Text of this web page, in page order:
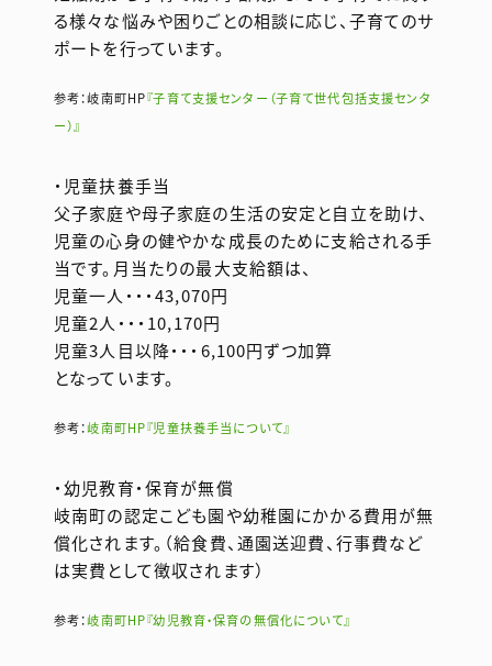
る様々な悩みや困りごとの相談に応じ、子育てのサ
ポートを行っています。
参考：岐南町HP『子育て支援センター（子育て世代包括支援センタ
ー）』
・児童扶養手当
父子家庭や母子家庭の生活の安定と自立を助け、
児童の心身の健やかな成長のために支給される手
当です。月当たりの最大支給額は、
児童一人・・・43,070円
児童2人・・・10,170円
児童3人目以降・・・6,100円ずつ加算
となっています。
参考：岐南町HP『児童扶養手当について』
・幼児教育・保育が無償
岐南町の認定こども園や幼稚園にかかる費用が無
償化されます。（給食費、通園送迎費、行事費など
は実費として徴収されます）
参考：岐南町HP『幼児教育・保育の無償化について』